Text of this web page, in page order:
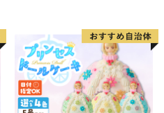
デコレーションケーキ ホー
ルケーキ